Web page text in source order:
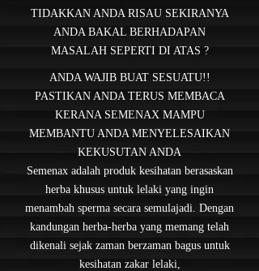
TIDAKKAN ANDA RISAU SEKIRANYA
ANDA BAKAL BERHADAPAN
MASALAH SEPERTI DI ATAS ?
ANDA WAJIB BUAT SESUATU!!
PASTIKAN ANDA TERUS MEMBACA
KERANA SEMENAX MAMPU
MEMBANTU ANDA MENYELESAIKAN
KEKUSUTAN ANDA
Semenax adalah produk kesihatan berasaskan
herba khusus untuk lelaki yang ingin
menambah sperma secara semulajadi. Dengan
kandungan herba-herba yang memang telah
dikenali sejak zaman berzaman bagus untuk
kesihatan zakar lelaki,